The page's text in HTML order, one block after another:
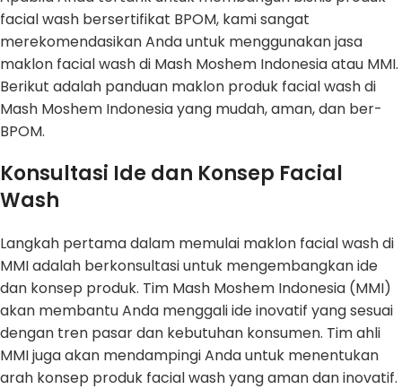
facial wash bersertifikat BPOM, kami sangat
merekomendasikan Anda untuk menggunakan jasa
maklon facial wash di Mash Moshem Indonesia atau MMI.
Berikut adalah panduan maklon produk facial wash di
Mash Moshem Indonesia yang mudah, aman, dan ber-
BPOM.
Konsultasi Ide dan Konsep Facial
Wash
Langkah pertama dalam memulai maklon facial wash di
MMI adalah berkonsultasi untuk mengembangkan ide
dan konsep produk. Tim Mash Moshem Indonesia (MMI)
akan membantu Anda menggali ide inovatif yang sesuai
dengan tren pasar dan kebutuhan konsumen. Tim ahli
MMI juga akan mendampingi Anda untuk menentukan
arah konsep produk facial wash yang aman dan inovatif.